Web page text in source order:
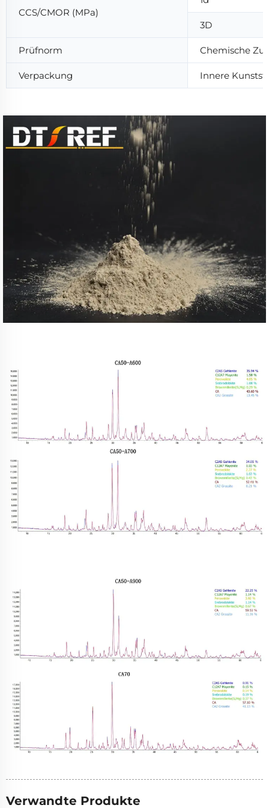
CCS/CMOR (MPa)
3D
Prüfnorm Chemische
Verpackung Innere
Verwandte Produkte